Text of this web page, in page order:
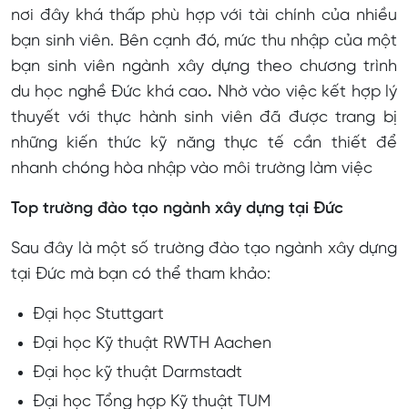
nơi đây khá thấp phù hợp với tài chính của nhiều
bạn sinh viên. Bên cạnh đó, mức thu nhập của một
bạn sinh viên ngành xây dựng theo chương trình
du học nghề Đức khá cao. Nhờ vào việc kết hợp lý
thuyết với thực hành sinh viên đã được trang bị
những kiến thức kỹ năng thực tế cần thiết để
nhanh chóng hòa nhập vào môi trường làm việc
Top trường đào tạo ngành xây dựng tại Đức
Sau đây là một số trường đào tạo ngành xây dựng
tại Đức mà bạn có thể tham khảo:
Đại học Stuttgart
Đại học Kỹ thuật RWTH Aachen
Đại học kỹ thuật Darmstadt
Đại học Tổng hợp Kỹ thuật TUM